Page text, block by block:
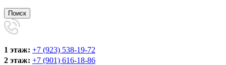
Поиск
1 этаж: +7 (923) 538-19-72
2 этаж: +7 (901) 616-18-86